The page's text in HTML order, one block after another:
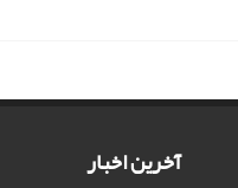
آخرین اخبار